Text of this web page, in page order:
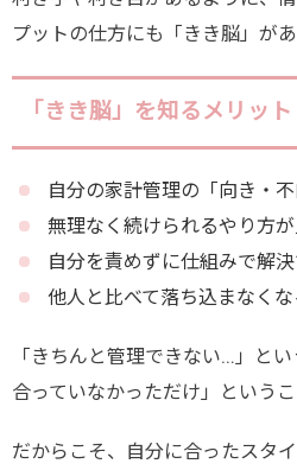
プットの仕方にも「きき脳」があ
「きき脳」を知るメリット
自分の家計管理の「向き・
無理なく続けられるやり方
自分を責めずに仕組みで解
他人と比べて落ち込まなくな
「きちんと管理できない…」と
合っていなかっただけ」というこ
だからこそ、自分に合ったスタ